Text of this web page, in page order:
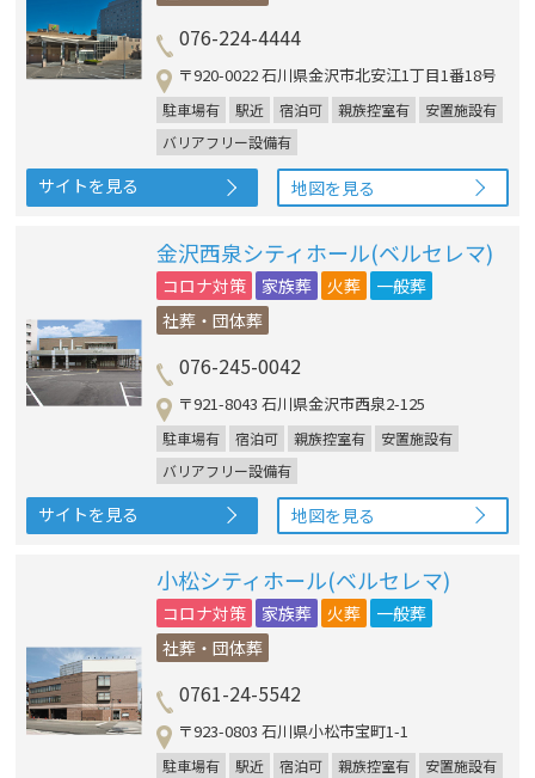
076-224-4444
〒920-0022 石川県金沢市北安江1丁目1番18号
駐車場有 駅近 宿泊可 親族控室有
安置施設有
バリアフリー設備有
サイトを見る 地図を見る
金沢西泉シティホール(ベルセレマ)
コロナ対策 家族葬 火葬
一般葬
社葬・団体葬
076-245-0042
〒921-8043 石川県金沢市西泉2-125
駐車場有 宿泊可 親族控室有
安置施設有
バリアフリー設備有
サイトを見る 地図を見る
小松シティホール(ベルセレマ)
コロナ対策 家族葬 火葬
一般葬
社葬・団体葬
0761-24-5542
〒923-0803 石川県小松市宝町1-1
駐車場有 駅近 宿泊可 親族控室有
安置施設有